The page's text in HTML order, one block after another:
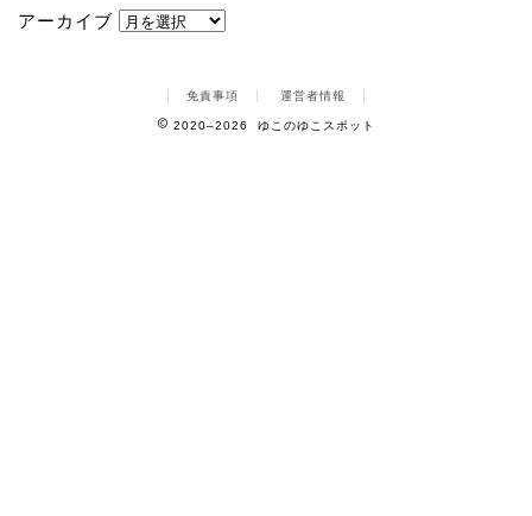
アーカイブ
免責事項 運営者情報
2020–2026 ゆこのゆこスポット